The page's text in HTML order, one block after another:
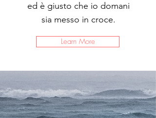
ed è giusto che io domani
sia messo in croce.
Learn More